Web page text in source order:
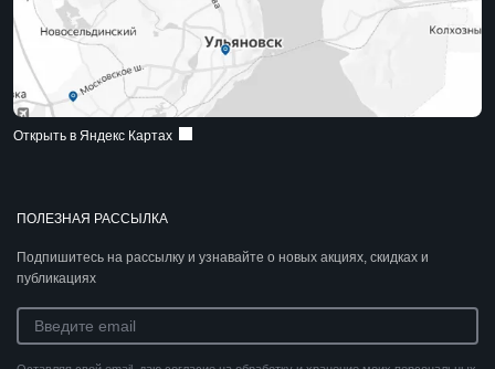
ПОЛЕЗНАЯ РАССЫЛКА
Подпишитесь на рассылку и узнавайте о новых акциях, скидках и
публикациях
Открыть в Яндекс Картах